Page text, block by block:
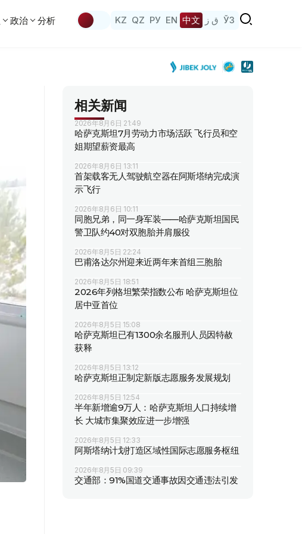
政治 分析 KZ QZ РУ EN 中文 ق ز ЎЗ
相关新闻
2026年8月6日 21:49
哈萨克斯坦7月劳动力市场活跃 飞行员和空
姐期望薪资最高
2026年8月6日 13:11
首架载客无人驾驶航空器在阿斯塔纳完成演
示飞行
2026年8月6日 10:11
同胞兄弟，同一身军装——哈萨克斯坦国民
警卫队约40对双胞胎并肩服役
2026年8月5日 22:24
巴甫洛达尔州迎来近两年来首组三胞胎
2026年8月5日 18:51
2026年列格坦繁荣指数公布 哈萨克斯坦位
居中亚首位
2026年8月5日 15:08
哈萨克斯坦已有1300余名服刑人员因特赦
获释
2026年8月5日 13:12
哈萨克斯坦正制定新版志愿服务发展规划
2026年8月5日 12:54
半年新增逾9万人：哈萨克斯坦人口持续增
长 大城市集聚效应进一步增强
2026年8月5日 12:33
阿斯塔纳计划打造区域性国际志愿服务枢纽
2026年8月5日 09:39
交通部：91%国道交通事故因交通违法引发